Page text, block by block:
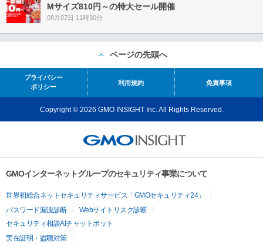
Mサイズ810円～の特大セール開催
08月07日 11時30分
ページの先頭へ
プライバシー
ポリシー
利用規約 免責事項
Copyright © 2026 GMO INSIGHT Inc. All Rights Reserved.
GMOインターネットグループのセキュリティ事業について
世界初総合ネットセキュリティサービス「GMOセキュリティ24」
パスワード漏洩診断
Webサイトリスク診断
セキュリティ相談AIチャットボット
実在証明・盗聴対策